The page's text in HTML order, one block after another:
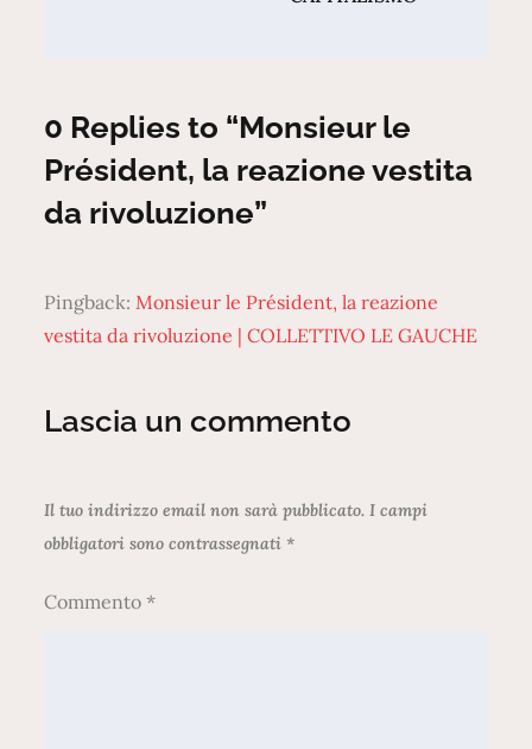
0 Replies to “Monsieur le
Président, la reazione vestita
da rivoluzione”
Pingback:Monsieur le Président, la reazione
vestita da rivoluzione | COLLETTIVO LE GAUCHE
Lascia un commento
Il tuo indirizzo email non sarà pubblicato. I campi
obbligatori sono contrassegnati *
Commento*